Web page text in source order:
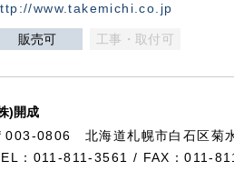
www.takemichi.co.jp
販売可 工事・取付可
)開成
003-0806 北海道札幌市白石区菊
：011-811-3561 / FAX：011-